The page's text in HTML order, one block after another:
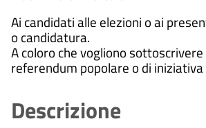
Ai candidati alle elezioni o ai
o candidatura.
A coloro che vogliono
referendum popolare o di
Descrizione